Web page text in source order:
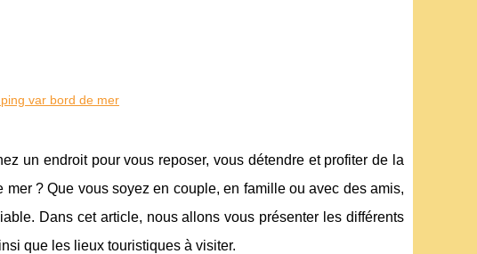
var bord de mer
un endroit pour vous reposer, vous détendre et profiter de la
? Que vous soyez en couple, en famille ou avec des amis,
Dans cet article, nous allons vous présenter les différents
que les lieux touristiques à visiter.